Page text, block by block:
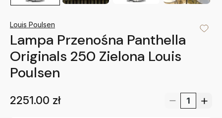
Louis Poulsen
Lampa Przenośna Panthella
Originals 250 Zielona Louis
Poulsen
2251.00 zł